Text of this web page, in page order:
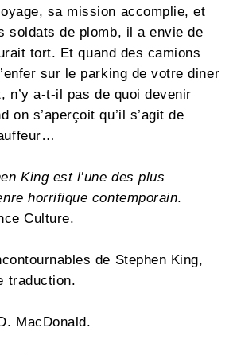
sa mission accomplie, et
soldats de plomb, il a envie de
tort. Et quand des camions
sur le parking de votre diner
n’y a-t-il pas de quoi devenir
on s’aperçoit qu’il s’agit de
King est l’une des plus
horrifique contemporain.
Culture.
de Stephen King,
traduction.
MacDonald.